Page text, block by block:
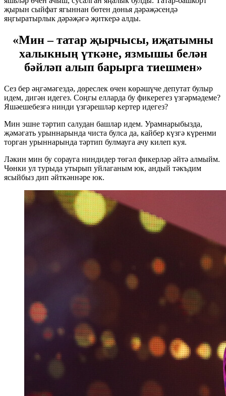
җырын сыйфат ягыннан бөтен дөнья дәрәҗәсендә
яңгыратырлык дәрәҗәгә җиткерә алды.
«Мин – татар җырчысы, иҗатымны
халыкның үткәне, язмышы белән
бәйләп алып барырга тиешмен»
Сез бер әңгәмәгездә, дөреслек өчен көрәшүче депутат булыр
идем, дигән идегез. Соңгы елларда бу фикерегез үзгәрмәдеме?
Яшәешебезгә нинди үзгәрешләр кертер идегез?
Мин эшне тәртип салудан башлар идем. Урамнарыбызда,
җәмәгать урыннарында чиста булса да, кайбер күзгә күренми
торган урыннарында тәртип булмауга ачу килеп куя.
Ләкин мин бу сорауга ниндидер төгәл фикерләр әйтә алмыйм.
Чөнки ул турыда утырып уйлаганым юк, андый тәкъдим
ясыйбыз дип әйткәннәре юк.